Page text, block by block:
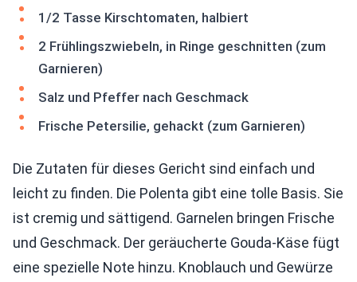
1/2 Tasse Kirschtomaten, halbiert
2 Frühlingszwiebeln, in Ringe geschnitten (zum
Garnieren)
Salz und Pfeffer nach Geschmack
Frische Petersilie, gehackt (zum Garnieren)
Die Zutaten für dieses Gericht sind einfach und
leicht zu finden. Die Polenta gibt eine tolle Basis. Sie
ist cremig und sättigend. Garnelen bringen Frische
und Geschmack. Der geräucherte Gouda-Käse fügt
eine spezielle Note hinzu. Knoblauch und Gewürze